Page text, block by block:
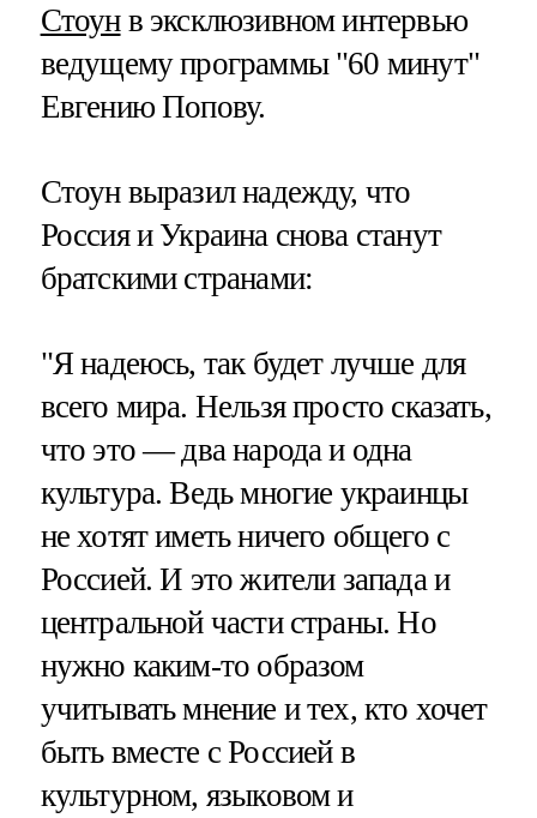
Стоунв эксклюзивном интервью
ведущему программы "60 минут"
Евгению Попову.
Стоун выразил надежду, что
Россия и Украина снова станут
братскими странами:
"Я надеюсь, так будет лучше для
всего мира. Нельзя просто сказать,
что это — два народа и одна
культура. Ведь многие украинцы
не хотят иметь ничего общего с
Россией. И это жители запада и
центральной части страны. Но
нужно каким-то образом
учитывать мнение и тех, кто хочет
быть вместе с Россией в
культурном, языковом и